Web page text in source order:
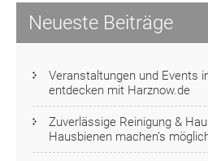
Neueste Beiträge
Veranstaltungen und Events
entdecken mit Harznow.de
Zuverlässige Reinigung &
Hausbienen machen’s